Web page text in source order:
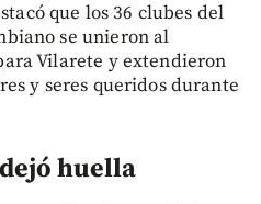
que los 36 clubes del
se unieron al
Vilarete y extendieron
y seres queridos durante
huella